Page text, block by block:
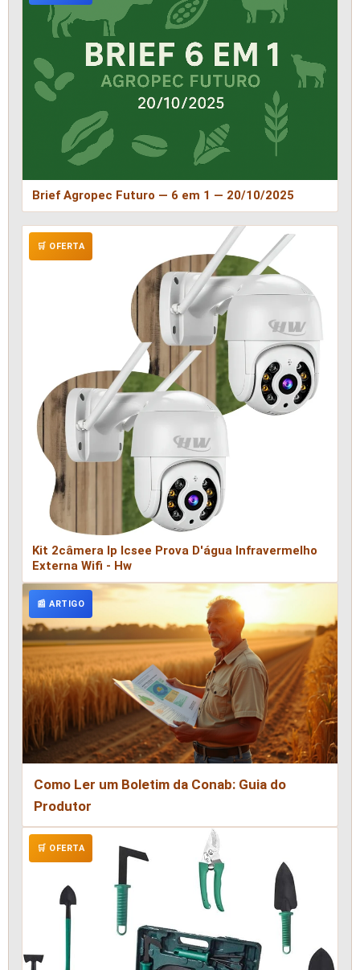
Brief Agropec Futuro — 6 em 1 — 20/10/2025
🛒 OFERTA
Kit 2câmera Ip Icsee Prova D'água Infravermelho
Externa Wifi - Hw
📰 ARTIGO
Como Ler um Boletim da Conab: Guia do
Produtor
🛒 OFERTA